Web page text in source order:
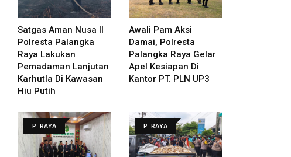
Satgas Aman Nusa II
Polresta Palangka
Raya Lakukan
Pemadaman Lanjutan
Karhutla Di Kawasan
Hiu Putih
Awali Pam Aksi
Damai, Polresta
Palangka Raya Gelar
Apel Kesiapan Di
Kantor PT. PLN UP3
P. RAYA P. RAYA